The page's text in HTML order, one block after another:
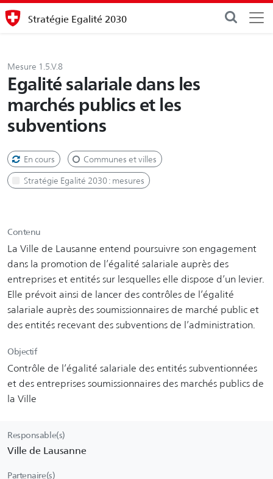
Stratégie Egalité 2030
Mesure 1.5.V.8
Egalité salariale dans les
marchés publics et les
subventions
En cours Communes et villes
Stratégie Egalité 2030 : mesures
Contenu
La Ville de Lausanne entend poursuivre son engagement
dans la promotion de l’égalité salariale auprès des
entreprises et entités sur lesquelles elle dispose d’un levier.
Elle prévoit ainsi de lancer des contrôles de l’égalité
salariale auprès des soumissionnaires de marché public et
des entités recevant des subventions de l’administration.
Objectif
Contrôle de l’égalité salariale des entités subventionnées
et des entreprises soumissionnaires des marchés publics de
la Ville
Responsable(s)
Ville de Lausanne
Partenaire(s)